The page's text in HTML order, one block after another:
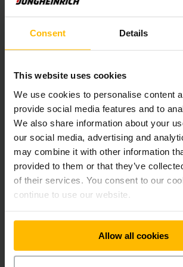
Consent Details
This website uses cookies
We use cookies to personalise content
provide social media features and to
We also share information about your
our social media, advertising and
may combine it with other information
provided to them or that they’ve
of their services. You consent to our
continue to use our website.
Allow all cookies
Continental en
d'une
Processus
efficaces